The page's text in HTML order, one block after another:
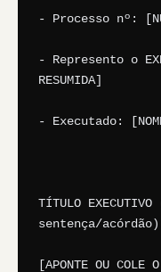
- Processo nº:
- Represento o
RESUMIDA]
- Executado:
TÍTULO
sentença/
[APONTE OU